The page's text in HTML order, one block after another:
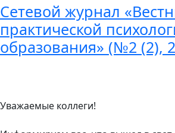
Сетевой журнал
практической
образования» (№2 (2),
Уважаемые коллеги!